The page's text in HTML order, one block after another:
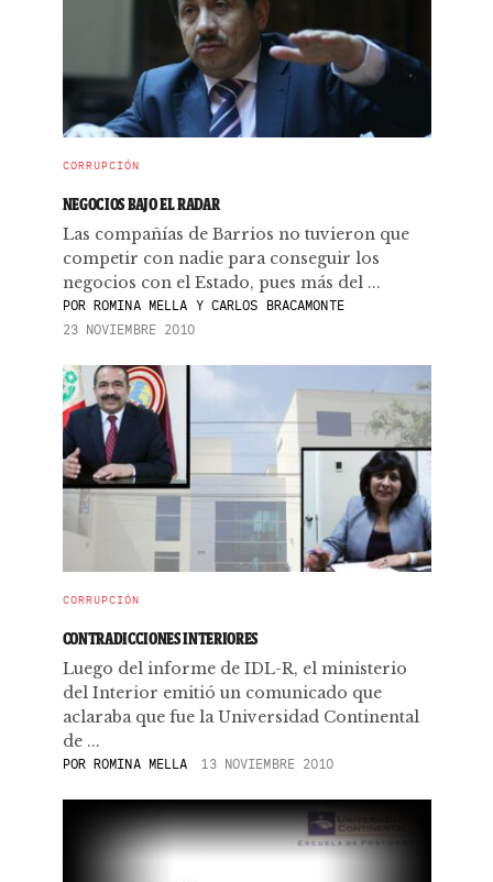
CORRUPCIÓN
NEGOCIOS BAJO EL RADAR
Las compañías de Barrios no tuvieron que
competir con nadie para conseguir los
negocios con el Estado, pues más del ...
PORROMINA MELLA Y CARLOS BRACAMONTE
23 NOVIEMBRE 2010
CORRUPCIÓN
CONTRADICCIONES INTERIORES
Luego del informe de IDL-R, el ministerio
del Interior emitió un comunicado que
aclaraba que fue la Universidad Continental
de ...
POR ROMINA MELLA 13 NOVIEMBRE 2010